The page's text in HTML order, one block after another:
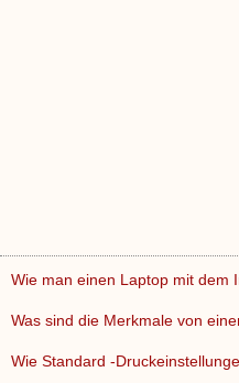
Wie man einen Laptop mit dem
Was sind die Merkmale von
Wie Standard -